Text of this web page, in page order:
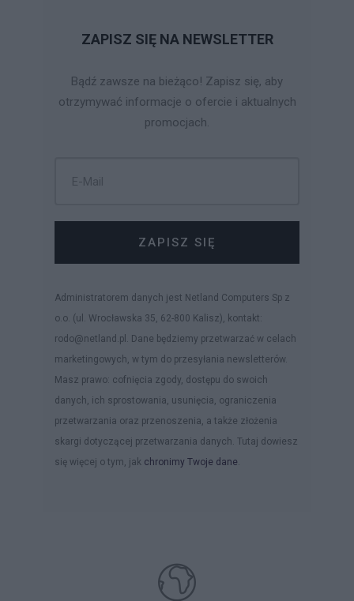
ZAPISZ SIĘ NA NEWSLETTER
Bądź zawsze na bieżąco! Zapisz się, aby
otrzymywać informacje o ofercie i aktualnych
promocjach.
ZAPISZ SIĘ
Administratorem danych jest Netland Computers Sp z
o.o. (ul. Wrocławska 35, 62-800 Kalisz), kontakt:
rodo@netland.pl. Dane będziemy przetwarzać w celach
marketingowych, w tym do przesyłania newsletterów.
Masz prawo: cofnięcia zgody, dostępu do swoich
danych, ich sprostowania, usunięcia, ograniczenia
przetwarzania oraz przenoszenia, a także złożenia
skargi dotyczącej przetwarzania danych. Tutaj dowiesz
się więcej o tym, jak chronimy Twoje dane.